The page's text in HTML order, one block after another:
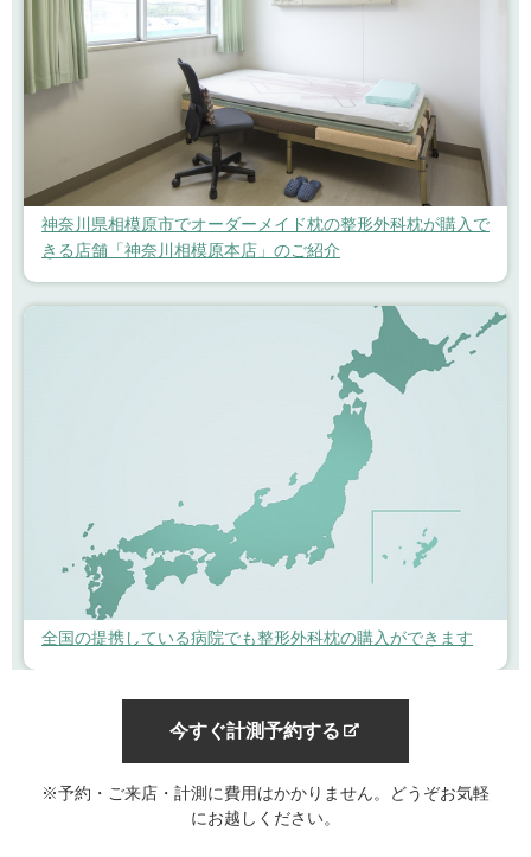
神奈川県相模原市でオーダーメイド枕の整形外科枕が購入で
きる店舗「神奈川相模原本店」のご紹介
全国の提携している病院でも整形外科枕の購入ができます
今すぐ計測予約する
※予約・ご来店・計測に費用はかかりません。どうぞお気軽
にお越しください。